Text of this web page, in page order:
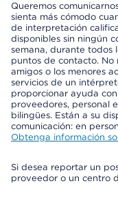
Queremos
sienta más cómodo
de interpretación
disponibles sin ningún
semana, durante todos
puntos de contacto. No
amigos o los menores
servicios de un
proporcionar ayuda
proveedores, personal
bilingües. Están a su
comunicación: en
Obtenga información
Si desea reportar un
proveedor o un centro